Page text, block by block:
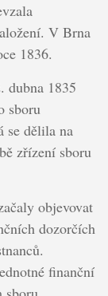
V Brna
1836.
dubna 1835
sboru
se dělila na
zřízení sboru
objevovat
dozorčích
finanční